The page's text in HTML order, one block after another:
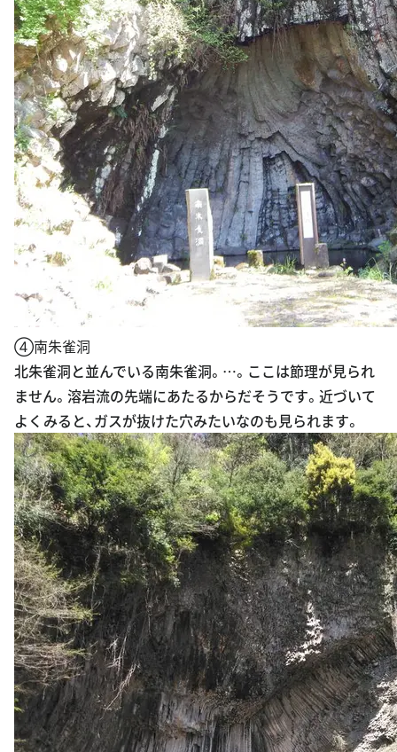
④南朱雀洞
北朱雀洞と並んでいる南朱雀洞。…。ここは節理が見られ
ません。溶岩流の先端にあたるからだそうです。近づいて
よくみると、ガスが抜けた穴みたいなのも見られます。